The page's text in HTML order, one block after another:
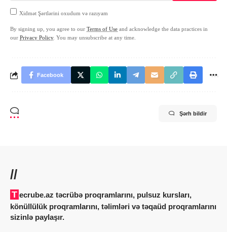
Xidmət Şərtlərini oxudum və razıyam
By signing up, you agree to our Terms of Use and acknowledge the data practices in
our Privacy Policy. You may unsubscribe at any time.
Facebook
Şərh bildir
//
Tecrube.az təcrübə proqramlarını, pulsuz kursları,
könüllülük proqramlarını, təlimləri və təqaüd proqramlarını
sizinlə paylaşır.